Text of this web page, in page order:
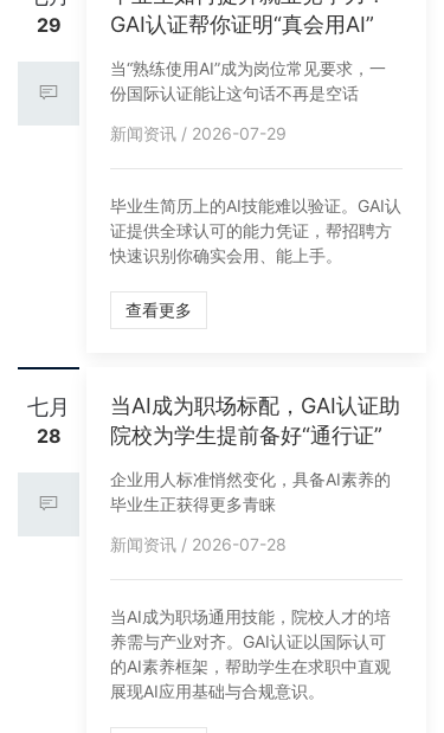
29
GAI认证帮你证明“真会用AI”
当“熟练使用AI”成为岗位常见要求，一
份国际认证能让这句话不再是空话
新闻资讯 / 2026-07-29
毕业生简历上的AI技能难以验证。GAI认
证提供全球认可的能力凭证，帮招聘方
快速识别你确实会用、能上手。
查看更多
七月
28
当AI成为职场标配，GAI认证助
院校为学生提前备好“通行证”
企业用人标准悄然变化，具备AI素养的
毕业生正获得更多青睐
新闻资讯 / 2026-07-28
当AI成为职场通用技能，院校人才的培
养需与产业对齐。GAI认证以国际认可
的AI素养框架，帮助学生在求职中直观
展现AI应用基础与合规意识。